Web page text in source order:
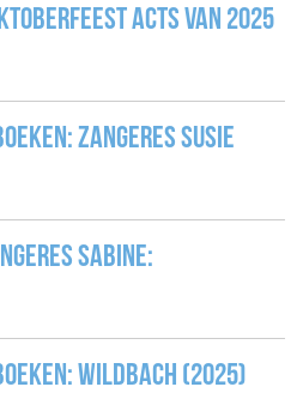
acts van 2025
zangeres Susie
Sabine:
WILDBACH (2025)